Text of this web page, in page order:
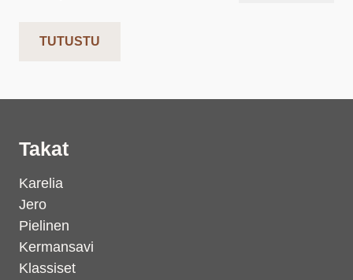
TUTUSTU
Takat
Karelia
Jero
Pielinen
Kermansavi
Klassiset